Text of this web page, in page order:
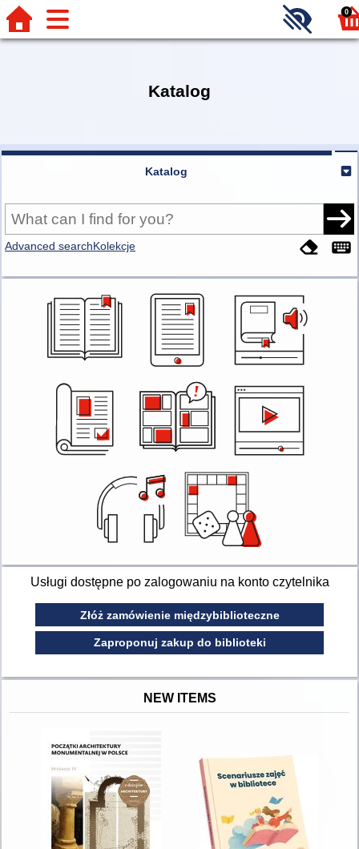
0
Katalog
Katalog
Advanced searchKolekcje
Usługi dostępne po zalogowaniu na konto czytelnika
Złóż zamówienie międzybiblioteczne
Zaproponuj zakup do biblioteki
NEW ITEMS